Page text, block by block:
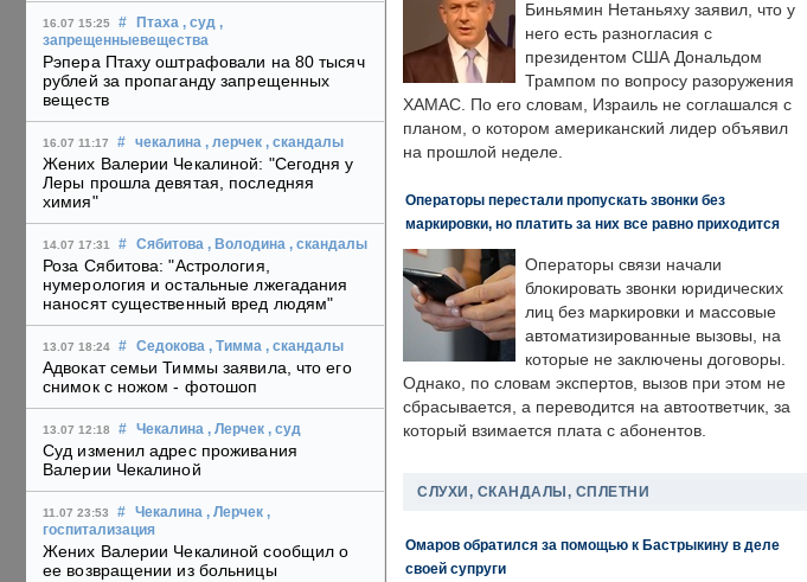
16.07 15:25 # Птаха , суд ,
запрещенныевещества
Рэпера Птаху оштрафовали на 80 тысяч
рублей за пропаганду запрещенных
веществ
16.07 11:17 # чекалина , лерчек , скандалы
Жених Валерии Чекалиной: "Сегодня у
Леры прошла девятая, последняя
химия"
14.07 17:31 # Сябитова , Володина , скандалы
Роза Сябитова: "Астрология,
нумерология и остальные лжегадания
наносят существенный вред людям"
13.07 18:24 # Седокова , Тимма , скандалы
Адвокат семьи Тиммы заявила, что его
снимок с ножом - фотошоп
13.07 12:18 # Чекалина , Лерчек , суд
Суд изменил адрес проживания
Валерии Чекалиной
11.07 23:53 # Чекалина , Лерчек ,
госпитализация
Жених Валерии Чекалиной сообщил о
ее возвращении из больницы
Биньямин Нетаньяху заявил, что у
него есть разногласия с
президентом США Дональдом
Трампом по вопросу разоружения
ХАМАС. По его словам, Израиль не соглашался с
планом, о котором американский лидер объявил
на прошлой неделе.
Операторы перестали пропускать звонки без
маркировки, но платить за них все равно приходится
Операторы связи начали
блокировать звонки юридических
лиц без маркировки и массовые
автоматизированные вызовы, на
которые не заключены договоры.
Однако, по словам экспертов, вызов при этом не
сбрасывается, а переводится на автоответчик, за
который взимается плата с абонентов.
СЛУХИ, СКАНДАЛЫ, СПЛЕТНИ
Омаров обратился за помощью к Бастрыкину в деле
своей супруги